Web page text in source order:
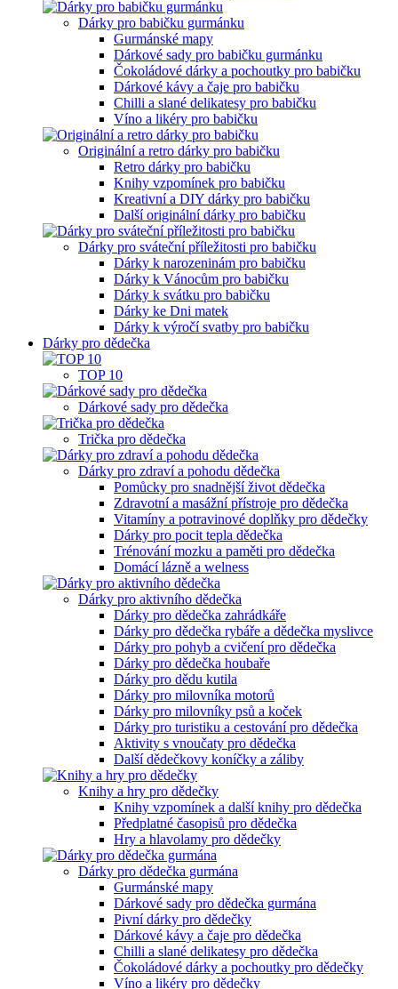
Dárky pro babičku gurmánku
Gurmánské mapy
Dárkové sady pro babičku gurmánku
Čokoládové dárky a pochoutky pro babičku
Dárkové kávy a čaje pro babičku
Chilli a slané delikatesy pro babičku
Víno a likéry pro babičku
Originální a retro dárky pro babičku
Retro dárky pro babičku
Knihy vzpomínek pro babičku
Kreativní a DIY dárky pro babičku
Další originální dárky pro babičku
Dárky pro sváteční příležitosti pro babičku
Dárky k narozeninám pro babičku
Dárky k Vánocům pro babičku
Dárky k svátku pro babičku
Dárky ke Dni matek
Dárky k výročí svatby pro babičku
Dárky pro dědečka
TOP 10
Dárkové sady pro dědečka
Trička pro dědečka
Dárky pro zdraví a pohodu dědečka
Pomůcky pro snadnější život dědečka
Zdravotní a masážní přístroje pro dědečka
Vitamíny a potravinové doplňky pro dědečky
Dárky pro pocit tepla dědečka
Trénování mozku a paměti pro dědečka
Domácí lázně a welness
Dárky pro aktivního dědečka
Dárky pro dědečka zahrádkáře
Dárky pro dědečka rybáře a dědečka myslivce
Dárky pro pohyb a cvičení pro dědečka
Dárky pro dědečka houbaře
Dárky pro dědu kutila
Dárky pro milovníka motorů
Dárky pro milovníky psů a koček
Dárky pro turistiku a cestování pro dědečka
Aktivity s vnoučaty pro dědečka
Další dědečkovy koníčky a záliby
Knihy a hry pro dědečky
Knihy vzpomínek a další knihy pro dědečka
Předplatné časopisů pro dědečka
Hry a hlavolamy pro dědečky
Dárky pro dědečka gurmána
Gurmánské mapy
Dárkové sady pro dědečka gurmána
Pivní dárky pro dědečky
Dárkové kávy a čaje pro dědečka
Chilli a slané delikatesy pro dědečka
Čokoládové dárky a pochoutky pro dědečky
Víno a likéry pro dědečky